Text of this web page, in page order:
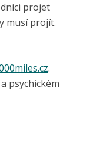
projet
musí projít.
.
psychickém